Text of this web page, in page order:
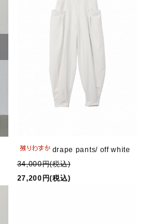
drape pants/ off white
34,000円(税込)
27,200円(税込)